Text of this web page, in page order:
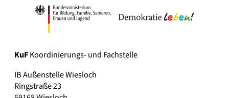
KuFKoordinierungs- und Fachstelle
IB Außenstelle Wiesloch
Ringstraße 23